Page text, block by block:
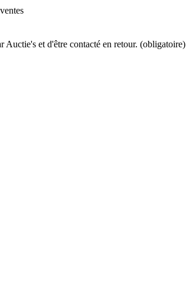
Auctie's et d'être contacté en retour. (obligatoire)